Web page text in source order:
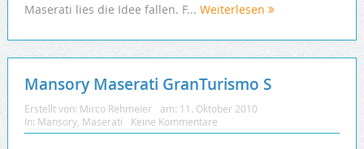
Maserati lies die Idee fallen. F... Weiterlesen
Mansory Maserati GranTurismo S
Erstellt von: Mirco Rehmeier am: 11. Oktober 2010
In: Mansory, Maserati Keine Kommentare